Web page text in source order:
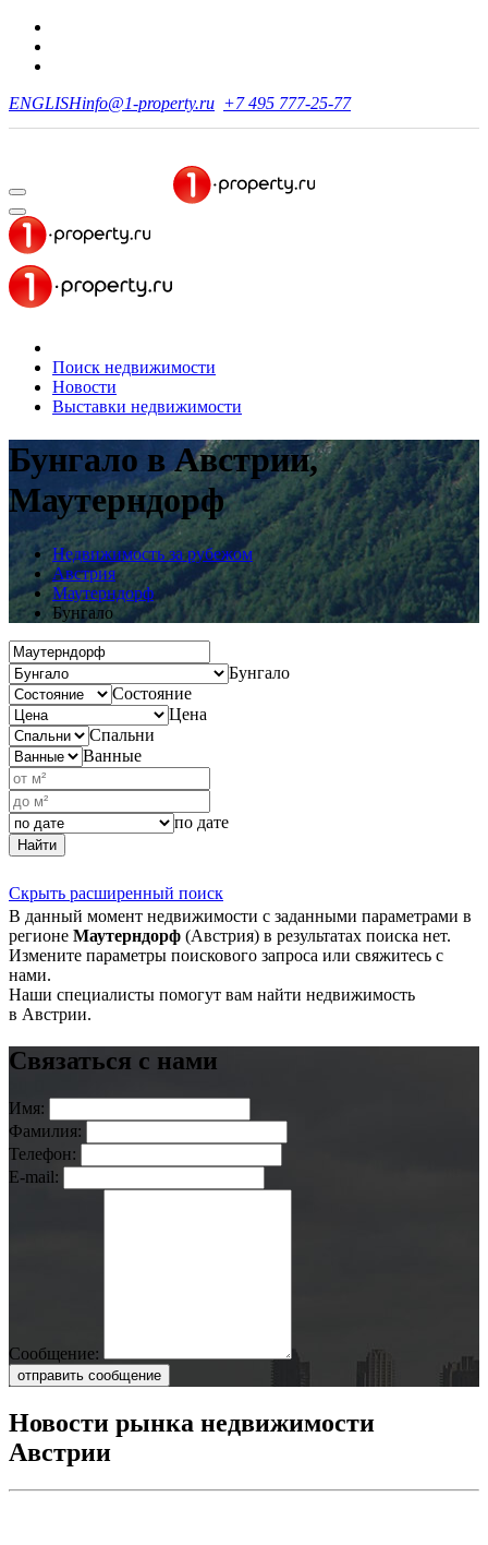
ENGLISHinfo@1-property.ru +7 495 777-25-77
Поиск недвижимости
Новости
Выставки недвижимости
Бунгало в Австрии,
Маутерндорф
Недвижимость за рубежом
Австрия
Маутерндорф
Бунгало
Бунгало
Состояние
Цена
Спальни
Ванные
по дате
Найти
Скрыть расширенный поиск
В данный момент недвижимости с заданными параметрами в
регионе Маутерндорф (Австрия) в результатах поиска нет.
Измените параметры поискового запроса или свяжитесь с
нами.
Наши специалисты помогут вам найти недвижимость
в Австрии.
Связаться с нами
Имя:
Фамилия:
Телефон:
E-mail:
Сообщение:
отправить сообщение
Новости рынка недвижимости
Австрии